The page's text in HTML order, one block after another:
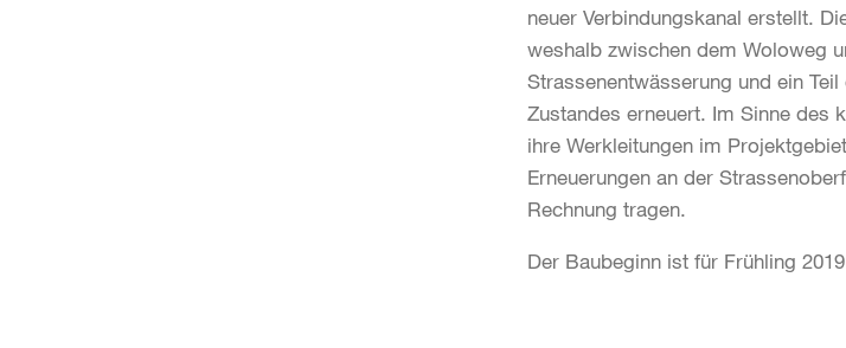
neuer Verbindungskanal erstellt.
weshalb zwischen dem Woloweg
Strassenentwässerung und ein
Zustandes erneuert. Im Sinne des
ihre Werkleitungen im
Erneuerungen an der
Rechnung tragen.
Der Baubeginn ist für Frühling